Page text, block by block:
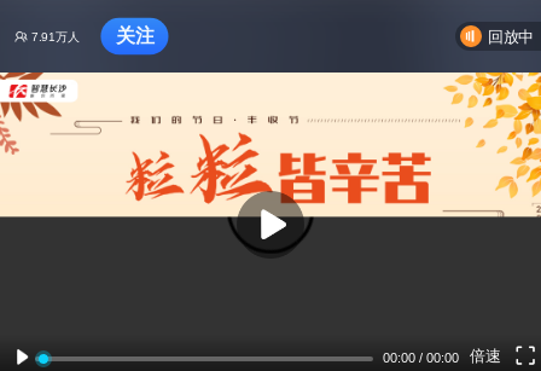
7.91万人 关注 回放中
00:00 / 00:00 倍速